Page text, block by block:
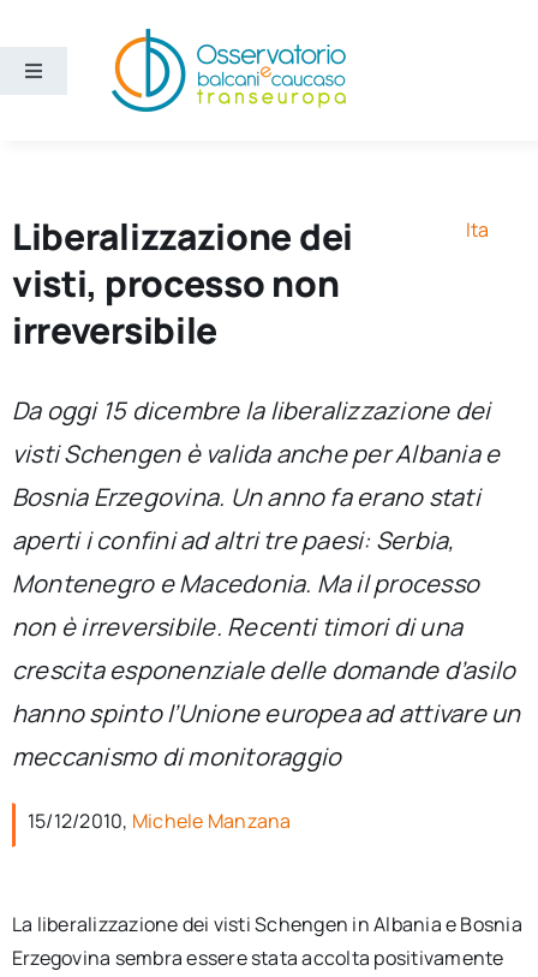
contenuto
Toggle
Ricerca e divulgazione
Chi siamo
per:
Newsletter
Liberalizzazione dei
visti, processo non
irreversibile
Ita
Da oggi 15 dicembre la liberalizzazione dei
visti Schengen è valida anche per Albania e
Bosnia Erzegovina. Un anno fa erano stati
aperti i confini ad altri tre paesi: Serbia,
Montenegro e Macedonia. Ma il processo
non è irreversibile. Recenti timori di una
crescita esponenziale delle domande d’asilo
hanno spinto l’Unione europea ad attivare un
meccanismo di monitoraggio
15/12/2010, Michele Manzana
La liberalizzazione dei visti Schengen in Albania e Bosnia
Erzegovina sembra essere stata accolta positivamente